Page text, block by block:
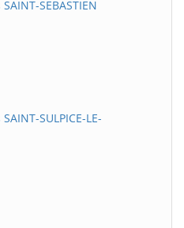
SEBASTIEN
SULPICE-LE-